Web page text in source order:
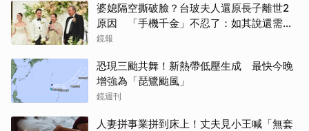
婆媳隔空撕破臉？台玻夫人還原長子離世2
原因 「手機千金」不忍了：如其說還需要
離開嗎？
鏡報
恐現三颱共舞！新熱帶低壓生成 最快今晚
增強為「琵鷺颱風」
鏡週刊
人妻拼事業拼到床上！丈夫見小王喊「無套